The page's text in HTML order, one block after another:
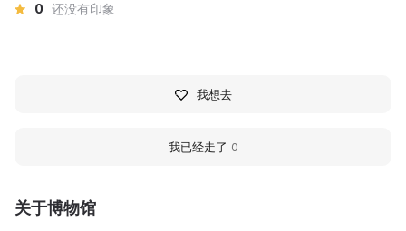
关于博物馆
0 还没有印象
我想去
我已经走了 0